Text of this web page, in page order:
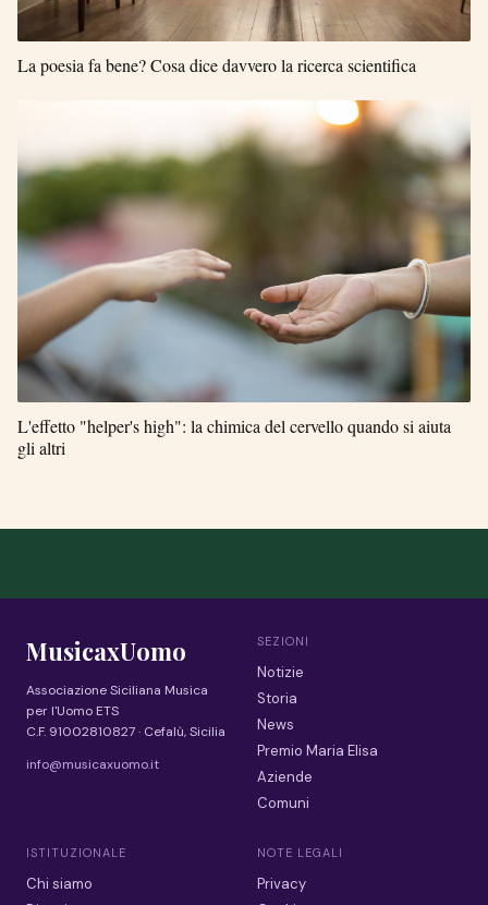
La poesia fa bene? Cosa dice davvero la ricerca scientifica
L'effetto "helper's high": la chimica del cervello quando si aiuta
gli altri
MusicaxUomo
Associazione Siciliana Musica
per l'Uomo ETS
C.F. 91002810827 · Cefalù, Sicilia
info@musicaxuomo.it
SEZIONI
Notizie
Storia
News
Premio Maria Elisa
Aziende
Comuni
ISTITUZIONALE
Chi siamo
NOTE LEGALI
Privacy